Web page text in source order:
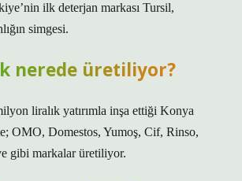
ilk deterjan markası Tursil,
simgesi.
nerede üretiliyor?
liralık yatırımla inşa ettiği Konya
OMO, Domestos, Yumoş, Cif, Rinso,
gibi markalar üretiliyor.